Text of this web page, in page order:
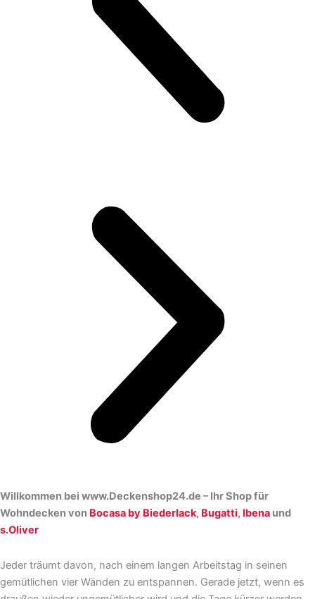
Willkommen bei www.Deckenshop24.de – Ihr Shop für
Wohndecken von Bocasa by Biederlack, Bugatti, Ibena und
s.Oliver
Jeder träumt davon, nach einem langen Arbeitstag in seinen
gemütlichen vier Wänden zu entspannen. Gerade jetzt, wenn es